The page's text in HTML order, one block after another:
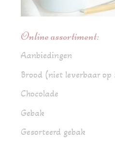
Online assortiment:
Aanbiedingen
Brood (niet leverbaar op
Chocolade
Gebak
Gesorteerd gebak